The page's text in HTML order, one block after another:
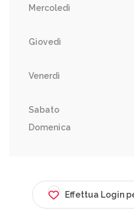
Mercoledì
Giovedì
Venerdì
Sabato
Domenica
Effettua Login